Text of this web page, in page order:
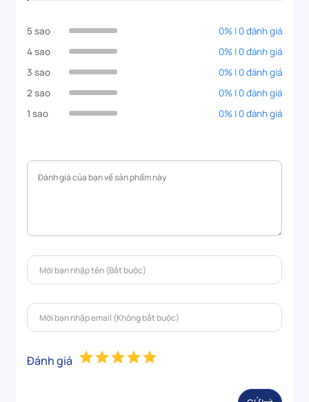
5 sao
0% | 0 đánh giá
4 sao
0% | 0 đánh giá
3 sao
0% | 0 đánh giá
2 sao
0% | 0 đánh giá
1 sao
0% | 0 đánh giá
Đánh giá